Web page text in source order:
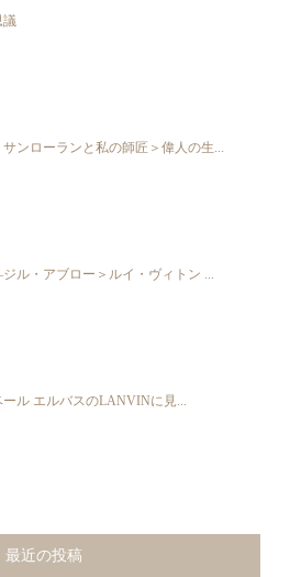
議
サンローランと私の師匠＞偉人の生...
ル・アブロー＞ルイ・ヴィトン ...
ール エルバスのLANVINに見...
最近の投稿